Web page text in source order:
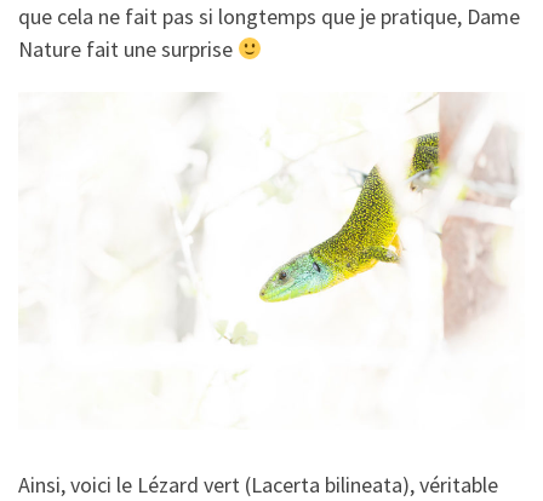
que cela ne fait pas si longtemps que je pratique, Dame
Nature fait une surprise
Ainsi, voici le Lézard vert (Lacerta bilineata), véritable